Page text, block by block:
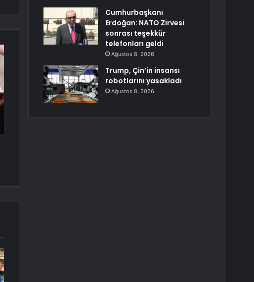
Cumhurbaşkanı
Erdoğan: NATO Zirvesi
sonrası teşekkür
telefonları geldi
Ağustos 8, 2026
Trump, Çin’in insansı
robotlarını yasakladı
Ağustos 8, 2026